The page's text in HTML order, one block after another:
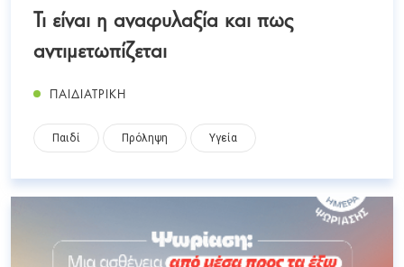
Τι είναι η αναφυλαξία και πως
αντιμετωπίζεται
ΠΑΙΔΙΑΤΡΙΚΗ
Παιδί Πρόληψη Υγεία